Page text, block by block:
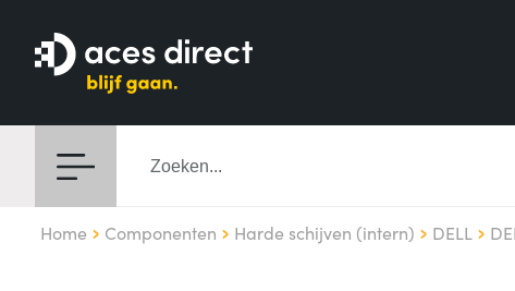
Home Componenten Harde schijven (intern) DELL